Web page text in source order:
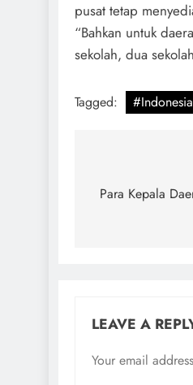
pusat tetap
“Bahkan untuk
sekolah, dua
Tagged: #Indonesia
navigation
Para Kepala
LEAVE A
Your email